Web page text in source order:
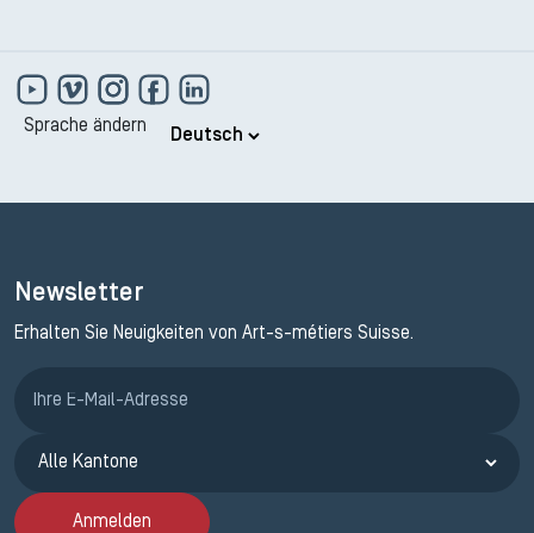
Sprache ändern
Newsletter
Erhalten Sie Neuigkeiten von Art-s-métiers Suisse.
Anmelden